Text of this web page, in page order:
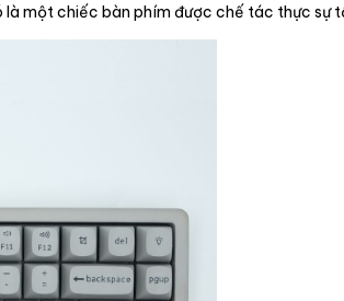
một chiếc bàn phím được chế tác thực sự